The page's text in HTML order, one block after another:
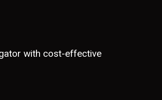
with cost-effective